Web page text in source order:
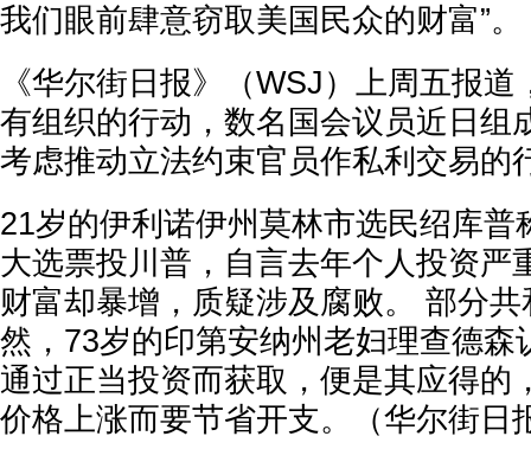
我们眼前肆意窃取美国民众的财富”。
《华尔街日报》（WSJ）上周五报
有组织的行动，数名国会议员近日组
考虑推动立法约束官员作私利交易的
21岁的伊利诺伊州莫林市选民绍库普
大选票投川普，自言去年个人投资严
财富却暴增，质疑涉及腐败。 部分
然，73岁的印第安纳州老妇理查德森
通过正当投资而获取，便是其应得的
价格上涨而要节省开支。（华尔街日